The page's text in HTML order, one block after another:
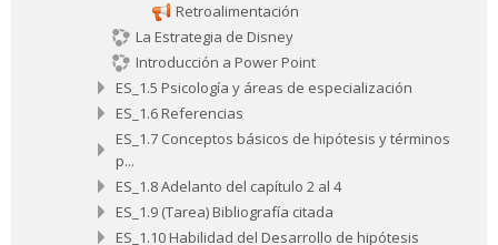
Retroalimentación
La Estrategia de Disney
Introducción a Power Point
ES_1.5 Psicología y áreas de especialización
ES_1.6 Referencias
ES_1.7 Conceptos básicos de hipótesis y términos
p...
ES_1.8 Adelanto del capítulo 2 al 4
ES_1.9 (Tarea) Bibliografía citada
ES_1.10 Habilidad del Desarrollo de hipótesis